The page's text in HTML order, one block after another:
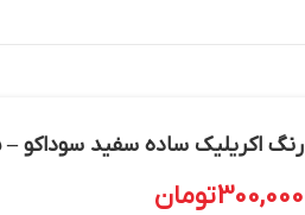
رنگ اکریلیک ساده سفید سوداکو – 125 میل
300,000تومان